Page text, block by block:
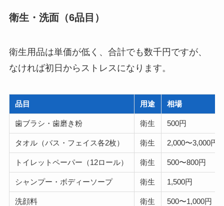
衛生・洗面（6品目）
衛生用品は単価が低く、合計でも数千円ですが、
なければ初日からストレスになります。
品目 用途 相場
歯ブラシ・歯磨き粉 衛生 500円
タオル（バス・フェイス各2枚） 衛生 2,000〜3,000円
トイレットペーパー（12ロール） 衛生 500〜800円
シャンプー・ボディーソープ 衛生 1,500円
洗顔料 衛生 500〜1,000円